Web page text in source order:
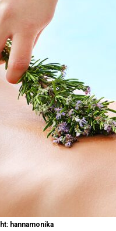
GESUNDHEIT
hannamonika